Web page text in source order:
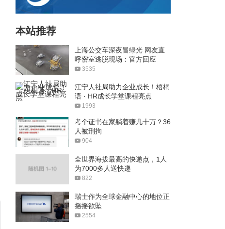
本站推荐
上海公交车深夜冒绿光 网友直
呼密室逃脱现场：官方回应
3535
江宁人社局助力企业成长！梧桐
语 · HR成长学堂课程亮点
1993
考个证书在家躺着赚几十万？36
人被刑拘
904
全世界海拔最高的快递点，1人
为7000多人送快递
822
瑞士作为全球金融中心的地位正
摇摇欲坠
2554